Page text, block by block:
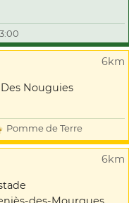
6km
Nouguies
Pomme de Terre
6km